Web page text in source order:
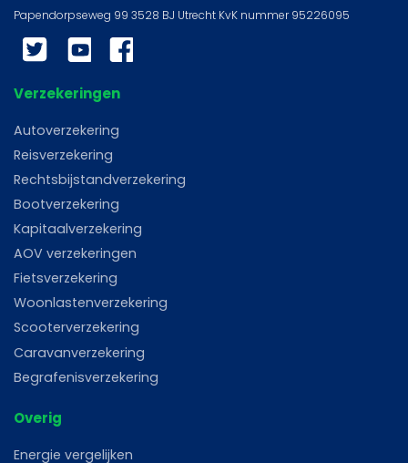
Twitter YouTubeFacebook
Verzekeringen
Autoverzekering
Reisverzekering
Rechtsbijstandverzekering
Bootverzekering
Kapitaalverzekering
AOV verzekeringen
Fietsverzekering
Woonlastenverzekering
Scooterverzekering
Caravanverzekering
Begrafenisverzekering
Overig
Energie vergelijken